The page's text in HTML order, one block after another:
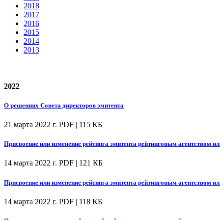
2018
2017
2016
2015
2014
2013
2022
О решениях Совета директоров эмитента
21 марта 2022 г. PDF | 115 КБ
Присвоение или изменение рейтинга эмитента рейтинговым агентством
14 марта 2022 г. PDF | 121 КБ
Присвоение или изменение рейтинга эмитента рейтинговым агентством
14 марта 2022 г. PDF | 118 КБ